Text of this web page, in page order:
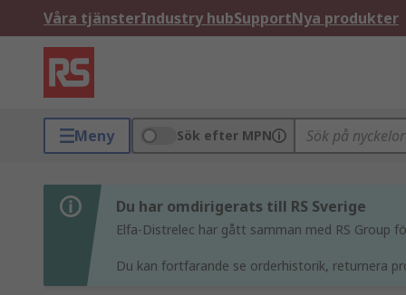
Våra tjänsterIndustry hubSupportNya produkter
Meny Sök efter MPN
Du har omdirigerats till RS Sverige
Elfa-Distrelec har gått samman med RS Group
Du kan fortfarande se orderhistorik, returnera